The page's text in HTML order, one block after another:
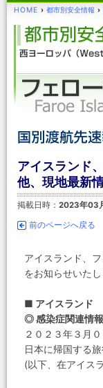
HOME › 都市別安全情報 ›
アイスランド
他、現地最新
掲載日時： 2023年03
前のページへ戻る
アイスランド、
をお知らせいたし
■ アイスランド
◎ 感染症関連情報
２０２３年３月
日本に帰国する
(以下、在アイス